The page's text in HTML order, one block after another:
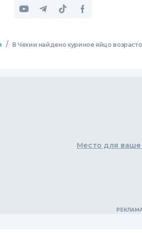
/ В Чехии найдено куриное яйцо
Место для